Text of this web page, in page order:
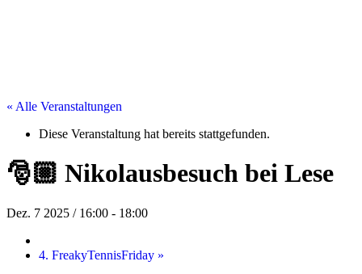
« Alle Veranstaltungen
Diese Veranstaltung hat bereits stattgefunden.
🎅🏼 Nikolausbesuch bei Lese
Dez. 7 2025 / 16:00 - 18:00
4. FreakyTennisFriday »